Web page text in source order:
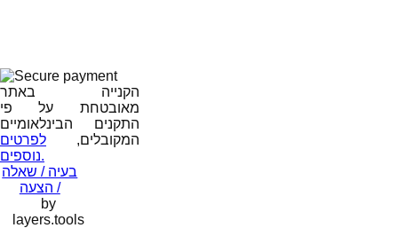
הקנייה באתר
מאובטחת על פי
התקנים הבינלאומיים
המקובלים, לפרטים
נוספים.
בעיה / שאלה
/ הצעה
by
layers.tools